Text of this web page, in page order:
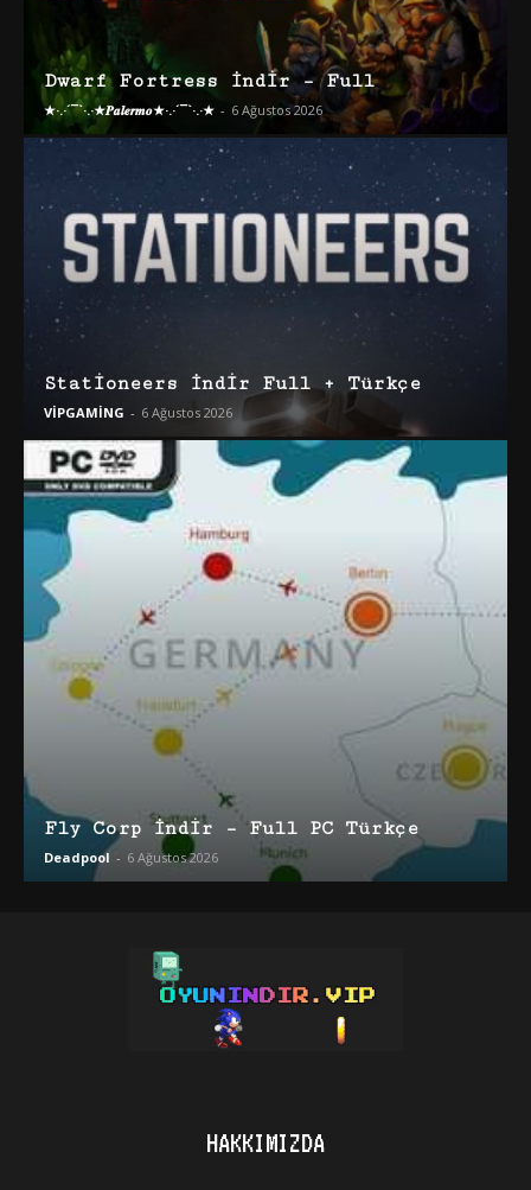
Dwarf Fortress İndir – Full
★·.·´¯`·.·★𝑷𝒂𝒍𝒆𝒓𝒎𝒐★·.·´¯`·.·★ - 6 Ağustos 2026
Stationeers İndir Full + Türkçe
VİPGAMİNG - 6 Ağustos 2026
Fly Corp İndir – Full PC Türkçe
Deadpool - 6 Ağustos 2026
HAKKIMIZDA